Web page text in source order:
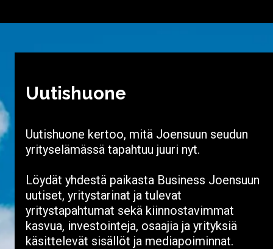
Uutishuone
Uutishuone kertoo, mitä Joensuun seudun
yrityselämässä tapahtuu juuri nyt.
Löydät yhdestä paikasta Business Joensuun
uutiset, yritystarinat ja tulevat
yritystapahtumat sekä kiinnostavimmat
kasvua, investointeja, osaajia ja yrityksiä
käsittelevät sisällöt ja mediapoiminnat.